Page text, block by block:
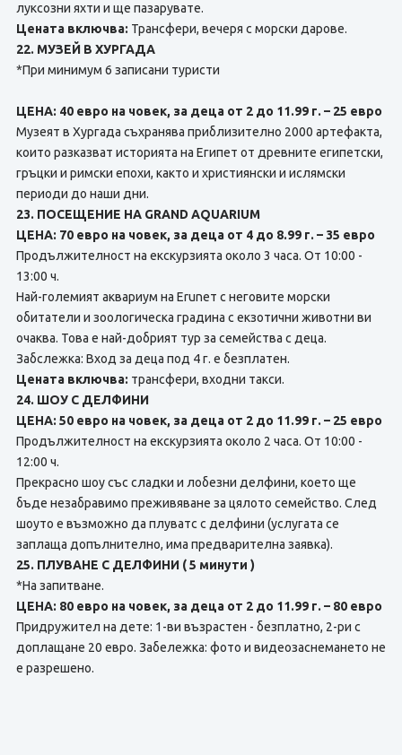
луксозни яхти и ще пазарувате.
Цената включва: Трансфери, вечеря с морски дарове.
22. МУЗЕЙ В ХУРГАДА
*При минимум 6 записани туристи
ЦЕНА: 40 евро на човек, за деца от 2 до 11.99 г. – 25 евро
Музеят в Хургада съхранява приблизително 2000 артефакта,
които разказват историята на Египет от древните египетски,
гръцки и римски епохи, както и християнски и ислямски
периоди до наши дни.
23. ПОСЕЩЕНИЕ НА GRAND AQUARIUM
ЦЕНА: 70 евро на човек, за деца от 4 до 8.99 г. – 35 евро
Продължителност на екскурзията около 3 часа. От 10:00 -
13:00 ч.
Най-големият аквариум на Eruneт с неговите морски
обитатели и зоологическа градина с екзотични животни ви
очаква. Това е най-добрият тур за семейства с деца.
Забслежка: Вход за деца под 4 г. е безплатен.
Цената включва: трансфери, входни такси.
24. ШОУ С ДЕЛФИНИ
ЦЕНА: 50 евро на човек, за деца от 2 до 11.99 г. – 25 евро
Продължителност на екскурзията около 2 часа. От 10:00 -
12:00 ч.
Прекрасно шоу със сладки и лобезни делфини, което ще
бъде незабравимо преживяване за цялото семейство. След
шоуто е възможно да плуватс с делфини (услугата се
заплаща допълнително, има предварителна заявка).
25. ПЛУВАНЕ С ДЕЛФИНИ ( 5 минути )
*На запитване.
ЦЕНА: 80 евро на човек, за деца от 2 до 11.99 г. – 80 евро
Придружител на дете: 1-ви възрастен - безплатно, 2-ри с
доплащане 20 евро. Забележка: фото и видеозаснемането не
е разрешено.